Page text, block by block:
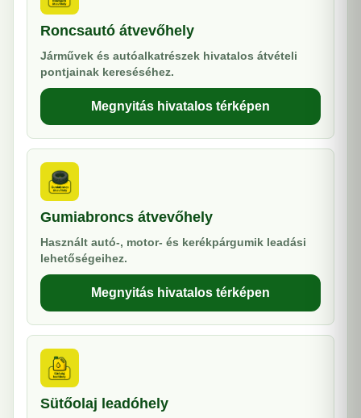
Roncsautó átvevőhely
Járművek és autóalkatrészek hivatalos átvételi
pontjainak kereséséhez.
Megnyitás hivatalos térképen
Gumiabroncs átvevőhely
Használt autó-, motor- és kerékpárgumik leadási
lehetőségeihez.
Megnyitás hivatalos térképen
Sütőolaj leadóhely